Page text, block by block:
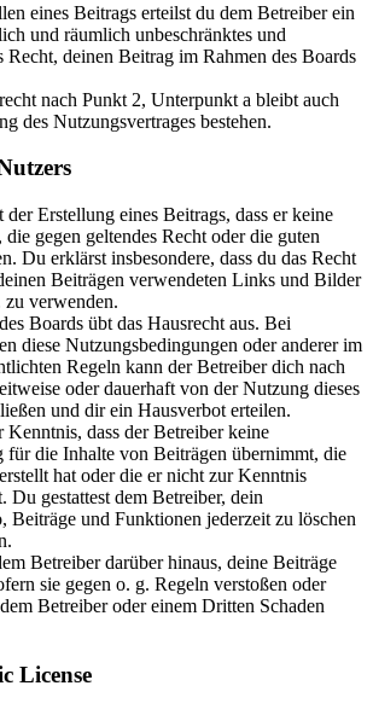
eines Beitrags erteilst du dem Betreiber ein
und räumlich unbeschränktes und
Recht, deinen Beitrag im Rahmen des Boards
nach Punkt 2, Unterpunkt a bleibt auch
des Nutzungsvertrages bestehen.
Erstellung eines Beitrags, dass er keine
gegen geltendes Recht oder die guten
Du erklärst insbesondere, dass du das Recht
Beiträgen verwendeten Links und Bilder
zu verwenden.
Boards übt das Hausrecht aus. Bei
diese Nutzungsbedingungen oder anderer im
Regeln kann der Betreiber dich nach
oder dauerhaft von der Nutzung dieses
und dir ein Hausverbot erteilen.
Kenntnis, dass der Betreiber keine
für die Inhalte von Beiträgen übernimmt, die
hat oder die er nicht zur Kenntnis
Du gestattest dem Betreiber, dein
Beiträge und Funktionen jederzeit zu löschen
Betreiber darüber hinaus, deine Beiträge
sie gegen o. g. Regeln verstoßen oder
Betreiber oder einem Dritten Schaden
License